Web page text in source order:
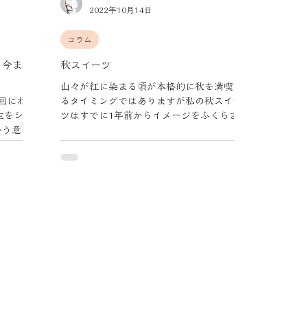
まで
にわた
シフ
意味
きま
秋スイーツ
山々が紅に染まる頃が本格的に秋を満喫す
るタイミングではありますが私の秋スイー
ツはすでに1年前からイメージをふくらませ
コラム
2022年10月14日